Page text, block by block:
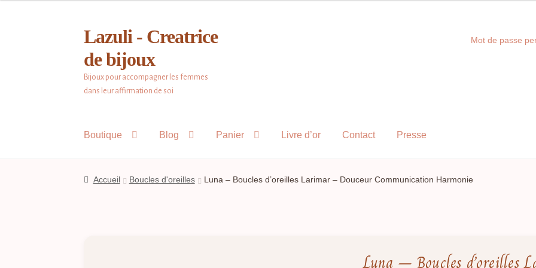
Aller
la
navigation
Aller
contenu
Lazuli - Creatrice
de bijoux
Bijoux pour accompagner les femmes
dans leur affirmation de soi
Mot de passe
Boutique Blog Panier Livre d’or Contact Presse
Accueil Boucles d'oreilles Luna – Boucles d’oreilles Larimar – Douceur Communication Harmonie
Luna – Boucles d’oreilles